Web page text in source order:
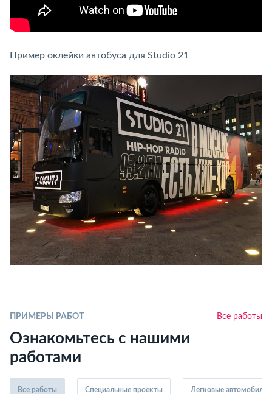
Пример оклейки автобуса для Studio 21
ПРИМЕРЫ РАБОТ Все работы
Ознакомьтесь с нашими
работами
Все работы Специальные проекты Легковые автомобили